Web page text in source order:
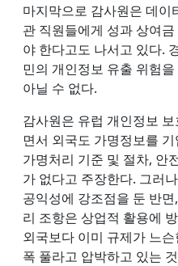
마지막으로 감사원은 데이
관 직원들에게 성과 상여
야 한다고도 나서고 있다.
민의 개인정보 유출 위험
아닐 수 없다.
감사원은 유럽 개인정보
면서 외국도 가명정보를
가명처리 기준 및 절차, 안
가 없다고 주장한다. 그러
공익성에 강조점을 둔 반
리 조항은 상업적 활용에
외국보다 이미 규제가 느
폭 풀라고 압박하고 있는